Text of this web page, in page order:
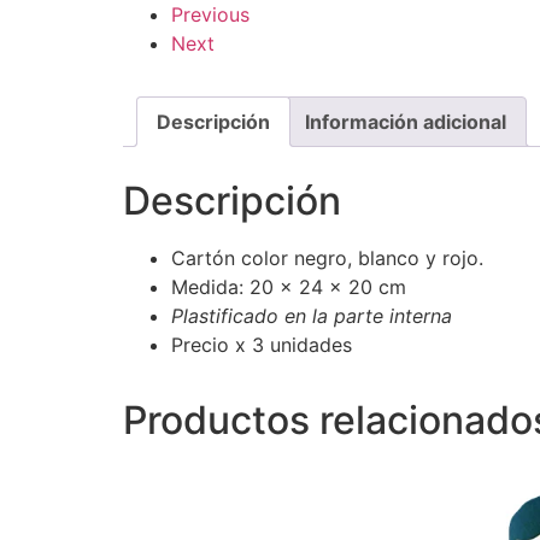
Previous
Next
Descripción Información adicional
Descripción
Cartón color negro, blanco y rojo.
Medida: 20 x 24 x 20 cm
Plastificado en la parte interna
Precio x 3 unidades
Productos